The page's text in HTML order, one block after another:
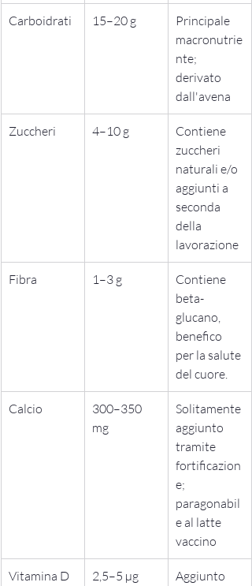
Carboidrati 15–20 g
Principale
macronutrie
nte;
derivato
dall'avena
Zuccheri 4–10 g
Contiene
zuccheri
naturali e/o
aggiunti a
seconda
della
lavorazione
Fibra 1–3 g
Contiene
beta-
glucano,
benefico
per la salute
del cuore.
Calcio
300–350
mg
Solitamente
aggiunto
tramite
fortificazion
e;
paragonabil
e al latte
vaccino
Vitamina D 2,5–5 µg
Aggiunto